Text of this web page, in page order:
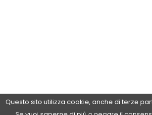
Questo sito utilizza cookie, anche di terze